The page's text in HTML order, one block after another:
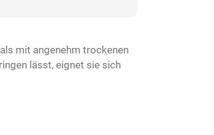
mit angenehm trockenen
lässt, eignet sie sich